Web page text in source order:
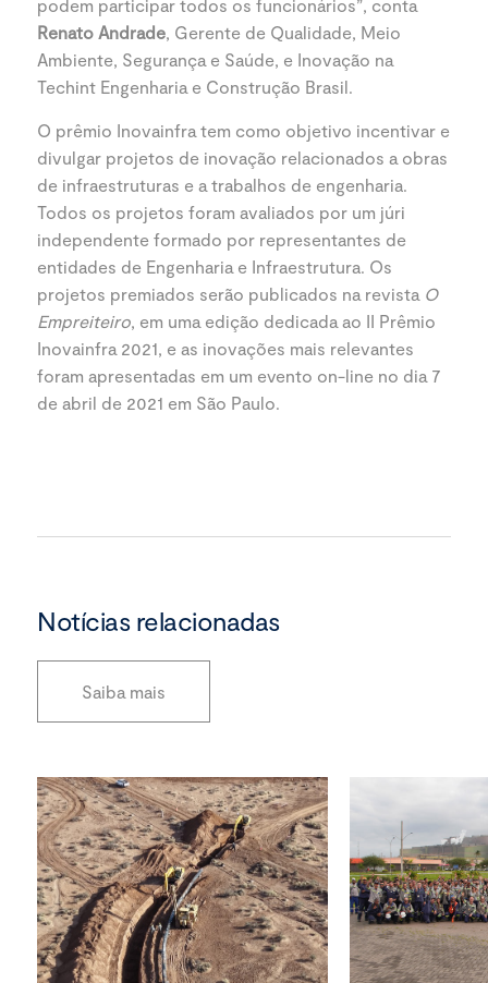
podem participar todos os funcionários”, conta
Renato Andrade, Gerente de Qualidade, Meio
Ambiente, Segurança e Saúde, e Inovação na
Techint Engenharia e Construção Brasil.
O prêmio Inovainfra tem como objetivo incentivar e
divulgar projetos de inovação relacionados a obras
de infraestruturas e a trabalhos de engenharia.
Todos os projetos foram avaliados por um júri
independente formado por representantes de
entidades de Engenharia e Infraestrutura. Os
projetos premiados serão publicados na revista O
Empreiteiro, em uma edição dedicada ao II Prêmio
Inovainfra 2021, e as inovações mais relevantes
foram apresentadas em um evento on-line no dia 7
de abril de 2021 em São Paulo.
Notícias relacionadas
Saiba mais